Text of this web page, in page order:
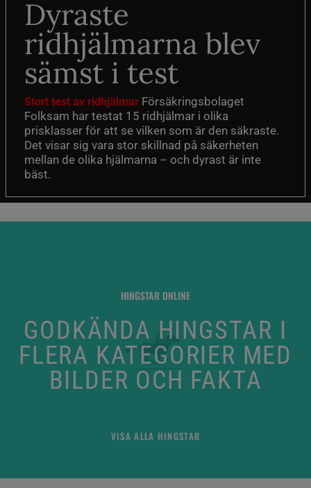
Dyraste
ridhjälmarna blev
sämst i test
Stort test av ridhjälmar Försäkringsbolaget
Folksam har testat 15 ridhjälmar i olika
prisklasser för att se vilken som är den säkraste.
Det visar sig vara stor skillnad på säkerheten
mellan de olika hjälmarna – och dyrast är inte
bäst.
HINGSTAR ONLINE
GODKÄNDA HINGSTAR I
FLERA KATEGORIER MED
BILDER OCH FAKTA
VISA ALLA HINGSTAR